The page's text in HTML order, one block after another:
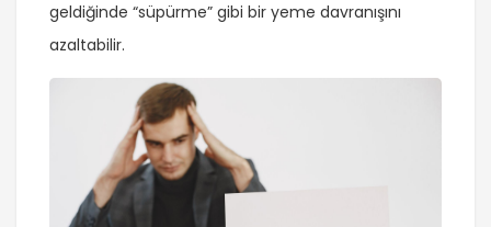
geldiğinde “süpürme” gibi bir yeme davranışını
azaltabilir.